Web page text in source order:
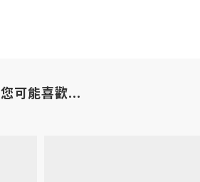
您可能喜歡...